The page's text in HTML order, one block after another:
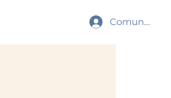
Comunidade